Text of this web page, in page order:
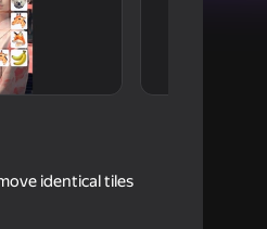
identical tiles